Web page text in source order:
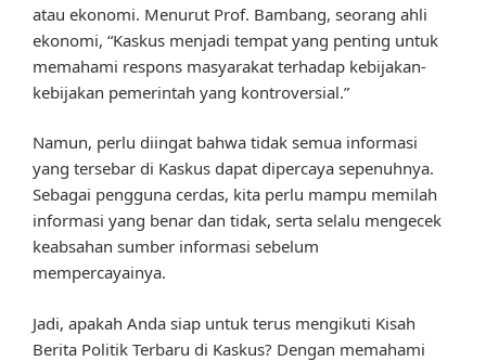
atau ekonomi. Menurut Prof. Bambang, seorang ahli
ekonomi, “Kaskus menjadi tempat yang penting untuk
memahami respons masyarakat terhadap kebijakan-
kebijakan pemerintah yang kontroversial.”
Namun, perlu diingat bahwa tidak semua informasi
yang tersebar di Kaskus dapat dipercaya sepenuhnya.
Sebagai pengguna cerdas, kita perlu mampu memilah
informasi yang benar dan tidak, serta selalu mengecek
keabsahan sumber informasi sebelum
mempercayainya.
Jadi, apakah Anda siap untuk terus mengikuti Kisah
Berita Politik Terbaru di Kaskus? Dengan memahami